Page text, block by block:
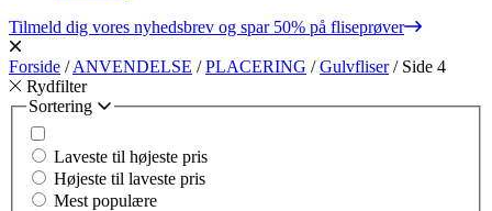
Tilmeld dig vores nyhedsbrev og spar 50% på fliseprøver
Forside /ANVENDELSE /PLACERING /Gulvfliser/ Side 4
Rydfilter
Sortering
Laveste til højeste pris
Højeste til laveste pris
Mest populære